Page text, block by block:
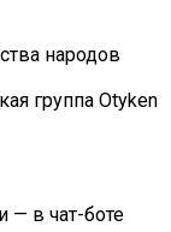
народов
группа Otyken
— в чат-боте